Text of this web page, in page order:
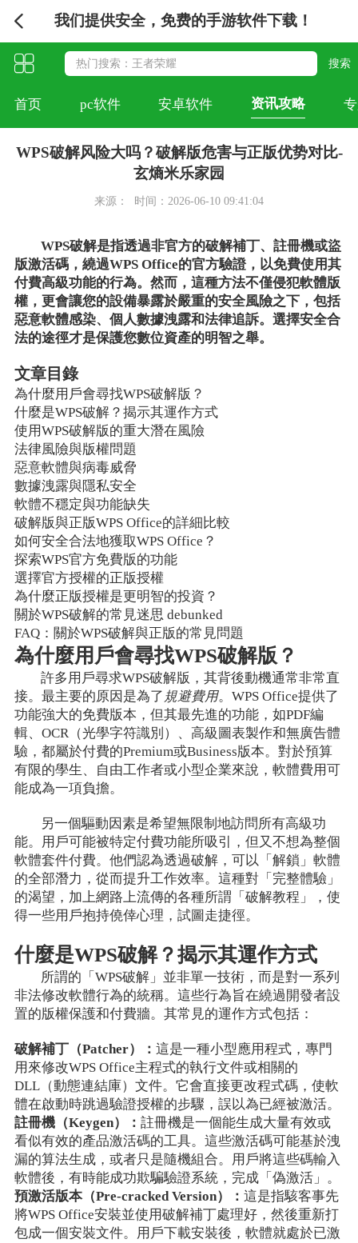
我们提供安全，免费的手游软件下载！
首页 pc软件 安卓软件 资讯攻略
WPS破解风险大吗？破解版危害与正版优势对比-
玄熵米乐家园
来源： 时间：2026-06-10 09:41:04
WPS破解是指透過非官方的破解補丁、註冊機或盜
版激活碼，繞過WPS Office的官方驗證，以免費使用其
付費高級功能的行為。然而，這種方法不僅侵犯軟體版
權，更會讓您的設備暴露於嚴重的安全風險之下，包括
惡意軟體感染、個人數據洩露和法律追訴。選擇安全合
法的途徑才是保護您數位資產的明智之舉。
文章目錄
為什麼用戶會尋找WPS破解版？
什麼是WPS破解？揭示其運作方式
使用WPS破解版的重大潛在風險
法律風險與版權問題
惡意軟體與病毒威脅
數據洩露與隱私安全
軟體不穩定與功能缺失
破解版與正版WPS Office的詳細比較
如何安全合法地獲取WPS Office？
探索WPS官方免費版的功能
選擇官方授權的正版授權
為什麼正版授權是更明智的投資？
關於WPS破解的常見迷思 debunked
FAQ：關於WPS破解與正版的常見問題
為什麼用戶會尋找WPS破解版？
許多用戶尋求WPS破解版，其背後動機通常非常直
接。最主要的原因是為了 規避費用。WPS Office提供了
功能強大的免費版本，但其最先進的功能，如PDF編
輯、OCR（光學字符識別）、高級圖表製作和無廣告體
驗，都屬於付費的Premium或Business版本。對於預算
有限的學生、自由工作者或小型企業來說，軟體費用可
能成為一項負擔。
另一個驅動因素是希望無限制地訪問所有高級功
能。用戶可能被特定付費功能所吸引，但又不想為整個
軟體套件付費。他們認為透過破解，可以「解鎖」軟體
的全部潛力，從而提升工作效率。這種對「完整體驗」
的渴望，加上網路上流傳的各種所謂「破解教程」，使
得一些用戶抱持僥倖心理，試圖走捷徑。
什麼是WPS破解？揭示其運作方式
所謂的「WPS破解」並非單一技術，而是對一系列
非法修改軟體行為的統稱。這些行為旨在繞過開發者設
置的版權保護和付費牆。其常見的運作方式包括：
破解補丁（Patcher）： 這是一種小型應用程式，專門
用來修改WPS Office主程式的執行文件或相關的
DLL（動態連結庫）文件。它會直接更改程式碼，使軟
體在啟動時跳過驗證授權的步驟，誤以為已經被激活。
註冊機（Keygen）： 註冊機是一個能生成大量有效或
看似有效的產品激活碼的工具。這些激活碼可能基於洩
漏的算法生成，或者只是隨機組合。用戶將這些碼輸入
軟體後，有時能成功欺騙驗證系統，完成「偽激活」。
預激活版本（Pre-cracked Version）： 這是指駭客事先
將WPS Office安裝並使用破解補丁處理好，然後重新打
包成一個安裝文件。用戶下載安裝後，軟體就處於已激